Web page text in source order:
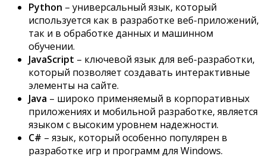
Python – универсальный язык, который
используется как в разработке веб-приложений,
так и в обработке данных и машинном
обучении.
JavaScript – ключевой язык для веб-разработки,
который позволяет создавать интерактивные
элементы на сайте.
Java – широко применяемый в корпоративных
приложениях и мобильной разработке, является
языком с высоким уровнем надежности.
C# – язык, который особенно популярен в
разработке игр и программ для Windows.